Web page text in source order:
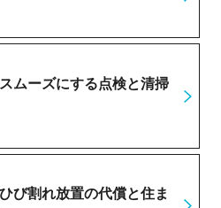
ムーズにする点検と清掃
び割れ放置の代償と住ま